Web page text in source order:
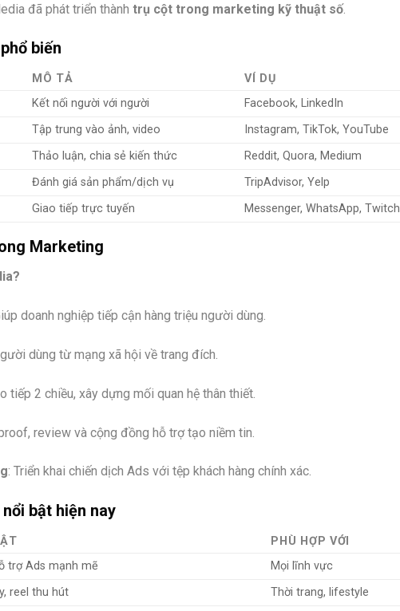
đã phát triển thành trụ cột trong marketing kỹ thuật số.
biến
MÔ TẢ
VÍ DỤ
Kết nối người với người
Facebook, LinkedIn
Tập trung vào ảnh, video
Instagram, TikTok, YouTube
Thảo luận, chia sẻ kiến thức
Reddit, Quora, Medium
Đánh giá sản phẩm/dịch vụ
TripAdvisor, Yelp
Giao tiếp trực tuyến Messenger, WhatsApp, Twitch
Marketing
doanh nghiệp tiếp cận hàng triệu người dùng.
dùng từ mạng xã hội về trang đích.
tiếp 2 chiều, xây dựng mối quan hệ thân thiết.
review và cộng đồng hỗ trợ tạo niềm tin.
: Triển khai chiến dịch Ads với tệp khách hàng chính xác.
bật hiện nay
PHÙ HỢP VỚI
trợ Ads mạnh mẽ
Mọi lĩnh vực
reel thu hút
Thời trang, lifestyle